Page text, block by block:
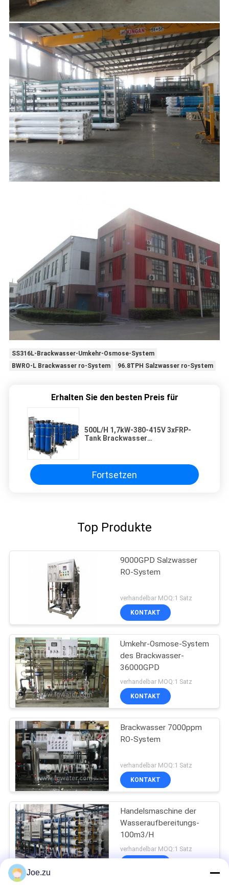
SS316L-Brackwasser-Umkehr-Osmose-System
BWRO-L Brackwasser ro-System
96.8TPH Salzwasser ro-System
Erhalten Sie den besten Preis für
500L/H 1,7kW-380-415V 3xFRP-
Tank Brackwasser
Fortsetzen
Top Produkte
9000GPD Salzwasser
RO-System
verhandelbar MOQ:1 Satz
KONTAKT
Umkehr-Osmose-System
des Brackwasser-
36000GPD
verhandelbar MOQ:1 Satz
KONTAKT
Brackwasser 7000ppm
RO-System
verhandelbar MOQ:1 Satz
KONTAKT
Handelsmaschine der
Wasseraufbereitungs-
100m3/H
verhandelbar MOQ:1 Satz
Joe.zu